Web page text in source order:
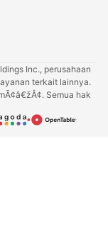
Inc., perusahaan
terkait lainnya.
Semua hak